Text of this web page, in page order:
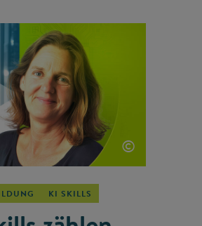
©
KI SKILLS